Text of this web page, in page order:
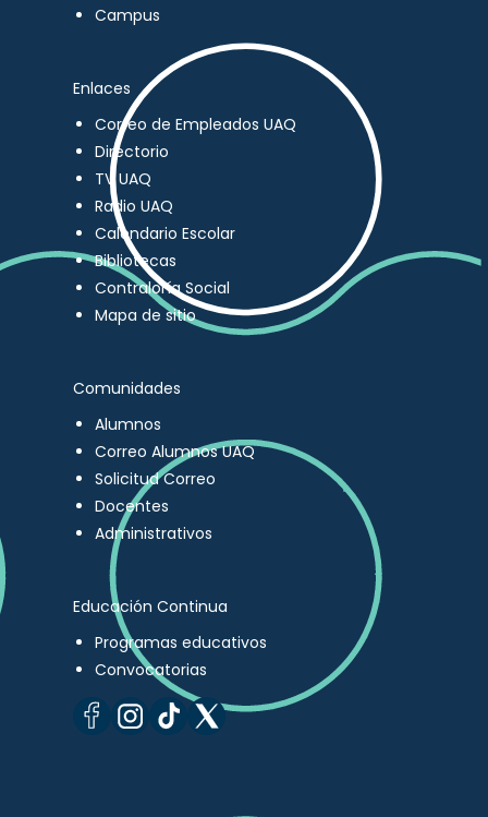
Campus
Enlaces
Correo de Empleados UAQ
Directorio
TV UAQ
Radio UAQ
Calendario Escolar
Bibliotecas
Contraloría Social
Mapa de sitio
Comunidades
Alumnos
Correo Alumnos UAQ
Solicitud Correo
Docentes
Administrativos
Educación Continua
Programas educativos
Convocatorias